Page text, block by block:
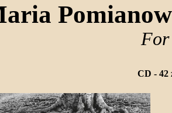
For
CD - 42